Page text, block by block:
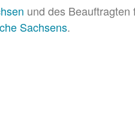
und des Beauftragten
Sachsens.